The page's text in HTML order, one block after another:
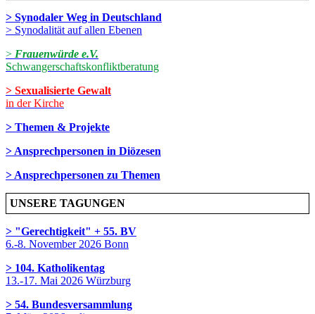
> Synodaler Weg in Deutschland
> Synodalität auf allen Ebenen
> Frauenwürde e.V.
Schwangerschaftskonfliktberatung
> Sexualisierte Gewalt
in der Kirche
> Themen & Projekte
> Ansprechpersonen in Diözesen
> Ansprechpersonen zu Themen
UNSERE TAGUNGEN
> "Gerechtigkeit" + 55. BV
6.-8. November 2026 Bonn
> 104. Katholikentag
13.-17. Mai 2026 Würzburg
> 54. Bundesversammlung